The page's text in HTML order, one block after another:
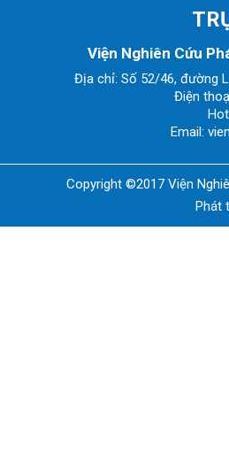
Viện Nghiên Cứu
Địa chỉ: Số 52/46, đường
Điện
Email:
Copyright ©2017 Viện
Phát